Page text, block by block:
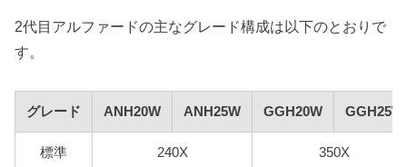
2代目アルファードの主なグレード構成は以下のとおりで
す。
グレード ANH20W ANH25W GGH20W GGH25W
標準 240X 350X